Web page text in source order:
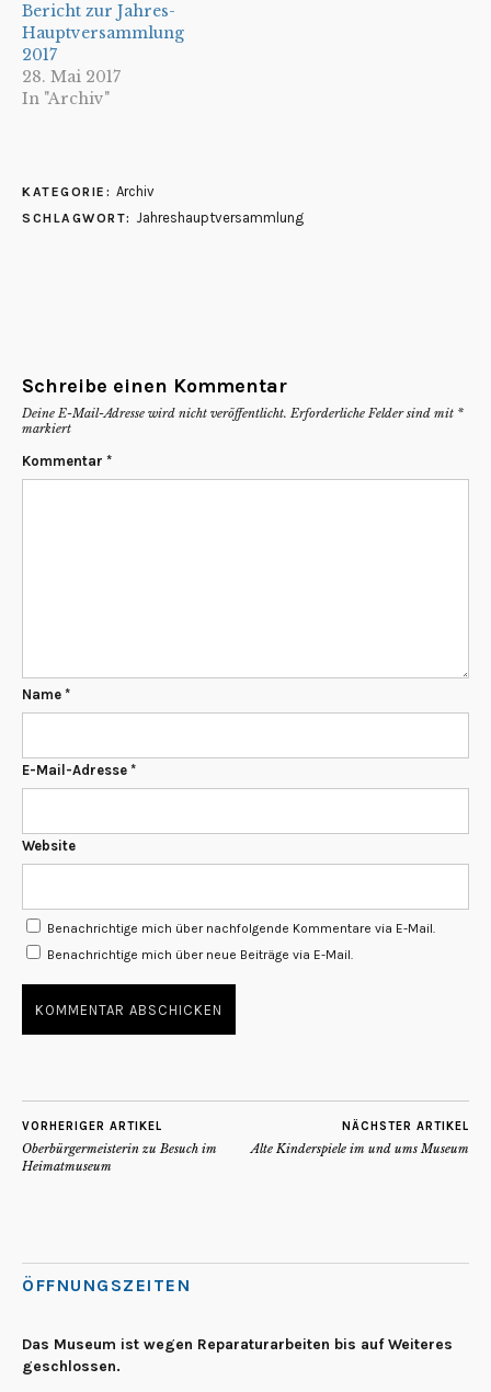
Bericht zur Jahres-
Hauptversammlung
2017
28. Mai 2017
In "Archiv"
KATEGORIE: Archiv
SCHLAGWORT: Jahreshauptversammlung
Schreibe einen Kommentar
Deine E-Mail-Adresse wird nicht veröffentlicht. Erforderliche Felder sind mit *
markiert
Kommentar *
Name *
E-Mail-Adresse *
Website
Benachrichtige mich über nachfolgende Kommentare via E-Mail.
Benachrichtige mich über neue Beiträge via E-Mail.
VORHERIGER ARTIKEL
Oberbürgermeisterin zu Besuch im
Heimatmuseum
NÄCHSTER ARTIKEL
Alte Kinderspiele im und ums Museum
ÖFFNUNGSZEITEN
Das Museum ist wegen Reparaturarbeiten bis auf Weiteres
geschlossen.